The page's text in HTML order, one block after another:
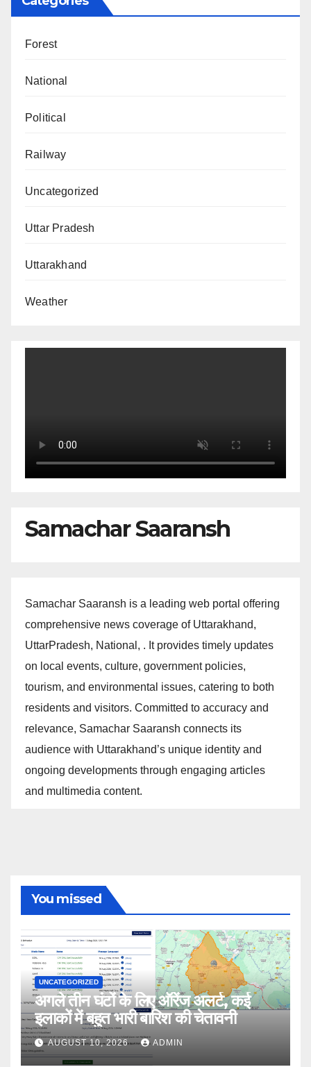
Forest
National
Political
Railway
Uncategorized
Uttar Pradesh
Uttarakhand
Weather
Samachar Saaransh
Samachar Saaransh is a leading web portal offering
comprehensive news coverage of Uttarakhand,
UttarPradesh, National, . It provides timely updates
on local events, culture, government policies,
tourism, and environmental issues, catering to both
residents and visitors. Committed to accuracy and
relevance, Samachar Saaransh connects its
audience with Uttarakhand’s unique identity and
ongoing developments through engaging articles
and multimedia content.
You missed
UNCATEGORIZED
अगले तीन घंटों के लिए ऑरेंज अलर्ट, कई
इलाकों में बहुत भारी बारिश की चेतावनी
AUGUST 10, 2026 ADMIN